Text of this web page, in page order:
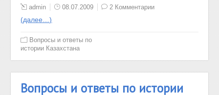
admin 08.07.2009 2 Комментарии
(далее…)
Вопросы и ответы по
истории Казахстана
Вопросы и ответы по истории